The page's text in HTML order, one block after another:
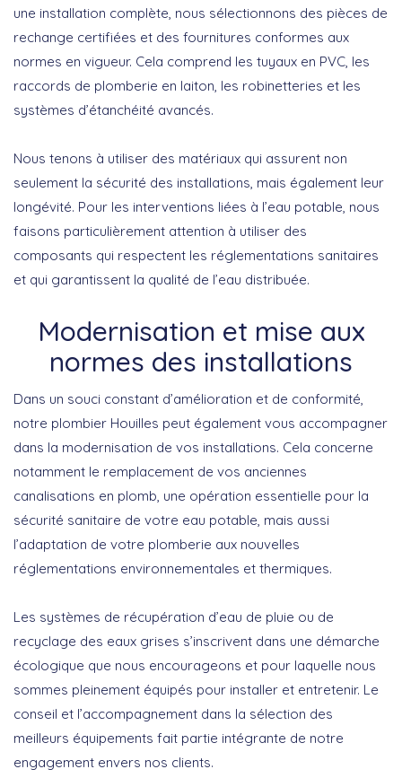
une installation complète, nous sélectionnons des pièces de
rechange certifiées et des fournitures conformes aux
normes en vigueur. Cela comprend les tuyaux en PVC, les
raccords de plomberie en laiton, les robinetteries et les
systèmes d’étanchéité avancés.
Nous tenons à utiliser des matériaux qui assurent non
seulement la sécurité des installations, mais également leur
longévité. Pour les interventions liées à l’eau potable, nous
faisons particulièrement attention à utiliser des
composants qui respectent les réglementations sanitaires
et qui garantissent la qualité de l’eau distribuée.
Modernisation et mise aux
normes des installations
Dans un souci constant d’amélioration et de conformité,
notre plombier Houilles peut également vous accompagner
dans la modernisation de vos installations. Cela concerne
notamment le remplacement de vos anciennes
canalisations en plomb, une opération essentielle pour la
sécurité sanitaire de votre eau potable, mais aussi
l’adaptation de votre plomberie aux nouvelles
réglementations environnementales et thermiques.
Les systèmes de récupération d’eau de pluie ou de
recyclage des eaux grises s’inscrivent dans une démarche
écologique que nous encourageons et pour laquelle nous
sommes pleinement équipés pour installer et entretenir. Le
conseil et l’accompagnement dans la sélection des
meilleurs équipements fait partie intégrante de notre
engagement envers nos clients.